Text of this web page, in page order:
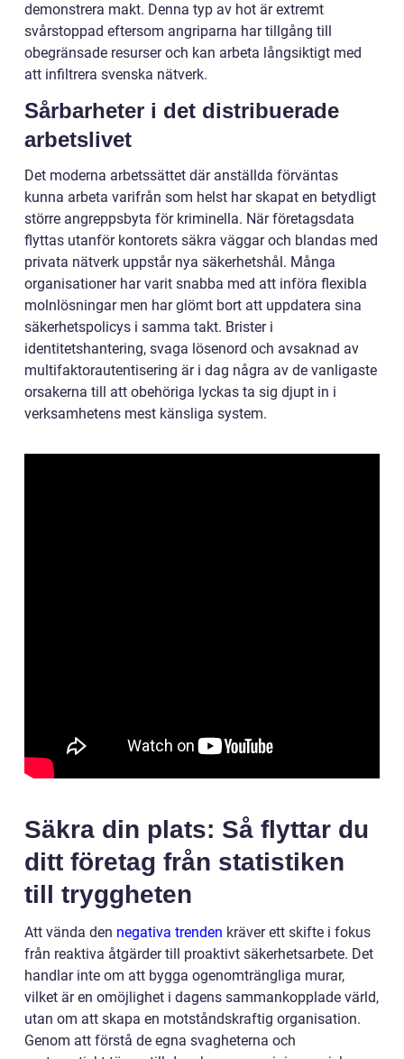
demonstrera makt. Denna typ av hot är extremt
svårstoppad eftersom angriparna har tillgång till
obegränsade resurser och kan arbeta långsiktigt med
att infiltrera svenska nätverk.
Sårbarheter i det distribuerade
arbetslivet
Det moderna arbetssättet där anställda förväntas
kunna arbeta varifrån som helst har skapat en betydligt
större angreppsbyta för kriminella. När företagsdata
flyttas utanför kontorets säkra väggar och blandas med
privata nätverk uppstår nya säkerhetshål. Många
organisationer har varit snabba med att införa flexibla
molnlösningar men har glömt bort att uppdatera sina
säkerhetspolicys i samma takt. Brister i
identitetshantering, svaga lösenord och avsaknad av
multifaktorautentisering är i dag några av de vanligaste
orsakerna till att obehöriga lyckas ta sig djupt in i
verksamhetens mest känsliga system.
Säkra din plats: Så flyttar du
ditt företag från statistiken
till tryggheten
Att vända den negativa trenden kräver ett skifte i fokus
från reaktiva åtgärder till proaktivt säkerhetsarbete. Det
handlar inte om att bygga ogenomträngliga murar,
vilket är en omöjlighet i dagens sammankopplade värld,
utan om att skapa en motståndskraftig organisation.
Genom att förstå de egna svagheterna och